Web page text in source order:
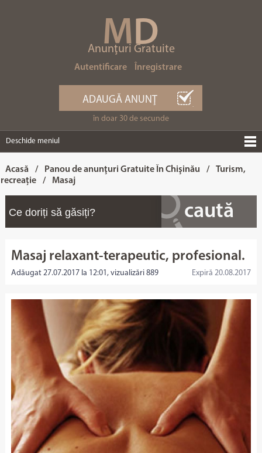
MD
Anunţuri Gratuite
Autentificare Înregistrare
ADAUGĂ ANUNŢ
în doar 30 de secunde
Deschide meniul
Acasă / Panou de anunţuri Gratuite În Chişinău /
Turism,
recreație
/ Masaj
Masaj relaxant-terapeutic, profesional.
Adăugat 27.07.2017 la 12:01, vizualizări 889 Expiră 20.08.2017